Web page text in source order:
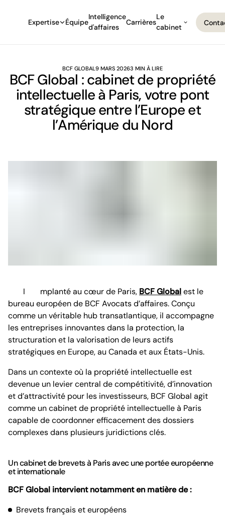
Expertise Équipe
Intelligence
d'affaires
Carrières
Le
cabinet
BCF GLOBAL9 MARS 20263 MIN À LIRE
BCF Global : cabinet de propriété
intellectuelle à Paris, votre pont
stratégique entre l’Europe et
l’Amérique du Nord
Implanté au cœur de Paris, BCF Globalest le
bureau européen de BCF Avocats d’affaires. Conçu
comme un véritable hub transatlantique, il accompagne
les entreprises innovantes dans la protection, la
structuration et la valorisation de leurs actifs
stratégiques en Europe, au Canada et aux États-Unis.
Dans un contexte où la propriété intellectuelle est
devenue un levier central de compétitivité, d’innovation
et d’attractivité pour les investisseurs, BCF Global agit
comme un cabinet de propriété intellectuelle à Paris
capable de coordonner efficacement des dossiers
complexes dans plusieurs juridictions clés.
Un cabinet de brevets à Paris avec une portée européenne
et internationale
BCF Global intervient notamment en matière de :
Brevets français et européens